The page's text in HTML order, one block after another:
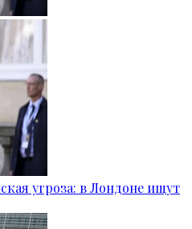
угроза: в Лондоне ищут